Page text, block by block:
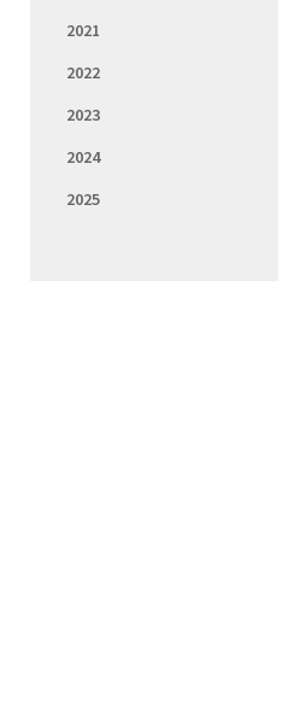
2021
2022
2023
2024
2025